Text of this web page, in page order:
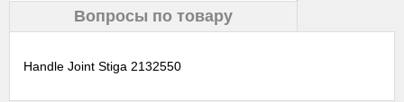
Вопросы по товару
Handle Joint Stiga 2132550